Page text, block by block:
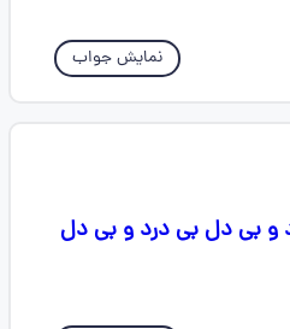
نمایش جواب
و بی دل بی درد و بی دل